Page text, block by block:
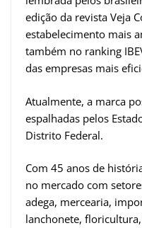
edição da revista Veja
estabelecimento mais
também no ranking
das empresas mais
Atualmente, a marca
espalhadas pelos
Distrito Federal.
Com 45 anos de
no mercado com
adega, mercearia,
lanchonete,